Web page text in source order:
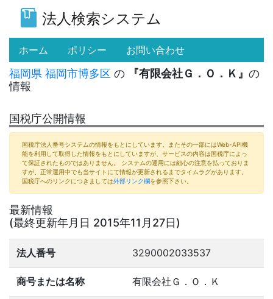
法人検索システム
ホーム (current)
ポリシー お問い合わせ
福岡県 福岡市博多区 の 『有限会社Ｇ．Ｏ．Ｋ』 の
情報
国税庁公開情報
国税庁法人番号システムの情報をもとにしています。またその一部にはWeb-API機
能を利用して取得した情報をもとにしていますが、サービスの内容は国税庁によっ
て保証されたものではありません。 システムの運用には細心の注意を払っておりま
すが、正常運用中でも当サイトにて情報が更新されるまでタイムラグがあります。
国税庁へのリンクにつきましては外部リンク欄を参照下さい。
最新情報
(最終更新年月日 2015年11月27日)
法人番号 3290002033537
商号または名称 有限会社Ｇ．Ｏ．Ｋ